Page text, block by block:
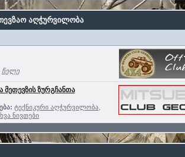
აღჭურვილობა
ჩელე
მეთევზის ზურგჩანთა
ტექნიკური აღჭურვილობა
ნივთები